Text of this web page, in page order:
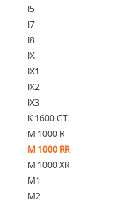
I5
I7
I8
IX
IX1
IX2
IX3
K 1600 GT
M 1000 R
M 1000 RR
M 1000 XR
M1
M2